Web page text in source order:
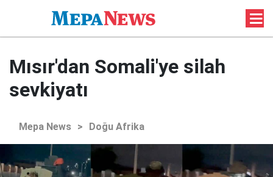
Mısır'dan Somali'ye silah
sevkiyatı
Mepa News > Doğu Afrika